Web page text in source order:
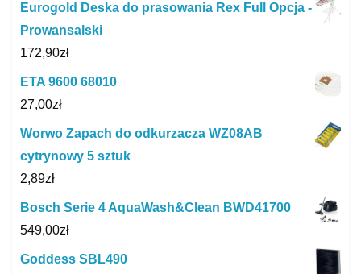
Eurogold Deska do prasowania Rex Full Opcja -
Prowansalski
172,90zł
ETA 9600 68010
27,00zł
Worwo Zapach do odkurzacza WZ08AB
cytrynowy 5 sztuk
2,89zł
Bosch Serie 4 AquaWash&Clean BWD41700
549,00zł
Goddess SBL490